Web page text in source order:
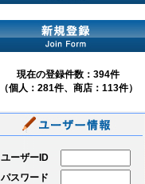
現在の登録件数：394件
（個人：281件、商店：113件）
ユーザーID
パスワード